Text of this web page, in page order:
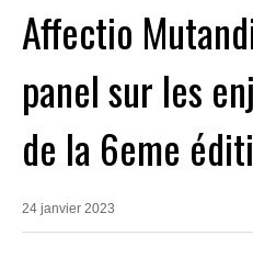
Affectio
panel sur les
de la 6eme
24 janvier 2023